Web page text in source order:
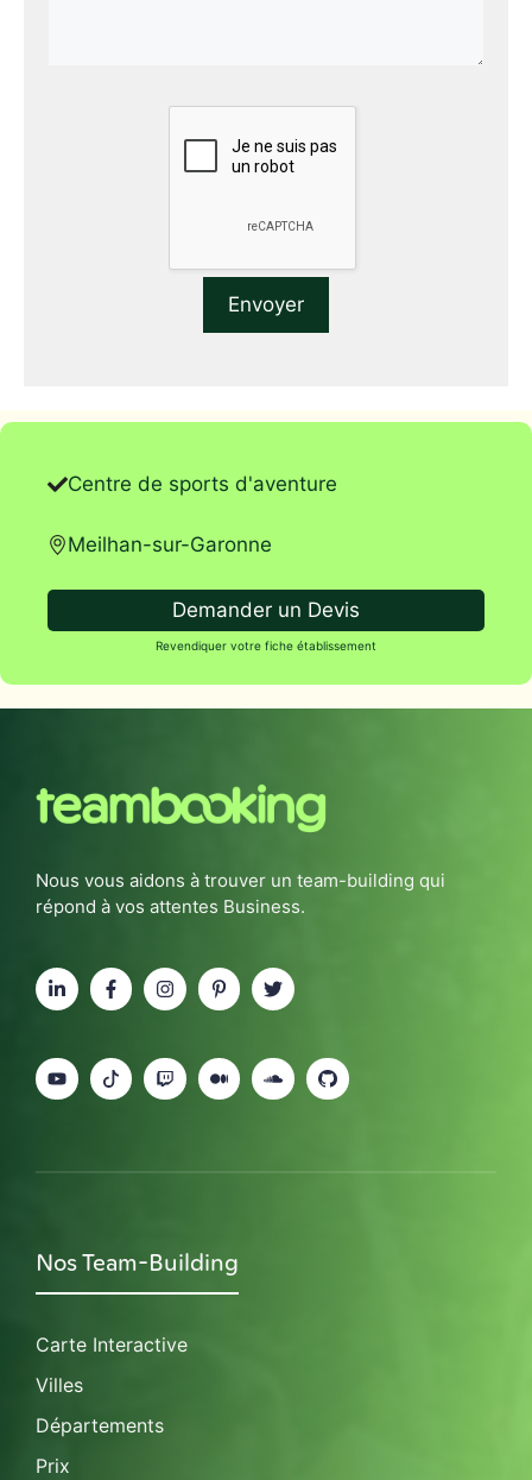
Centre de sports d'aventure
Meilhan-sur-Garonne
Demander un Devis
Revendiquer votre fiche établissement
Nous vous aidons à trouver un team-building qui
répond à vos attentes Business.
Nos Team-Building
Carte Interactive
Villes
Départements
Prix